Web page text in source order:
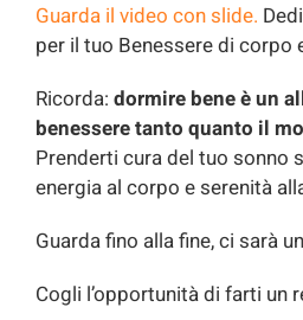
Guarda il video con slide.
per il tuo Benessere di corpo
Ricorda: dormire bene è un
benessere tanto quanto il
Prenderti cura del tuo sonno
energia al corpo e serenità
Guarda fino alla fine, ci sarà
Cogli l’opportunità di farti un